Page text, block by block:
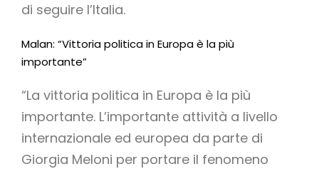
di seguire l’Italia.
Malan: “Vittoria politica in Europa è la più
importante”
“La vittoria politica in Europa è la più
importante. L’importante attività a livello
internazionale ed europea da parte di
Giorgia Meloni per portare il fenomeno